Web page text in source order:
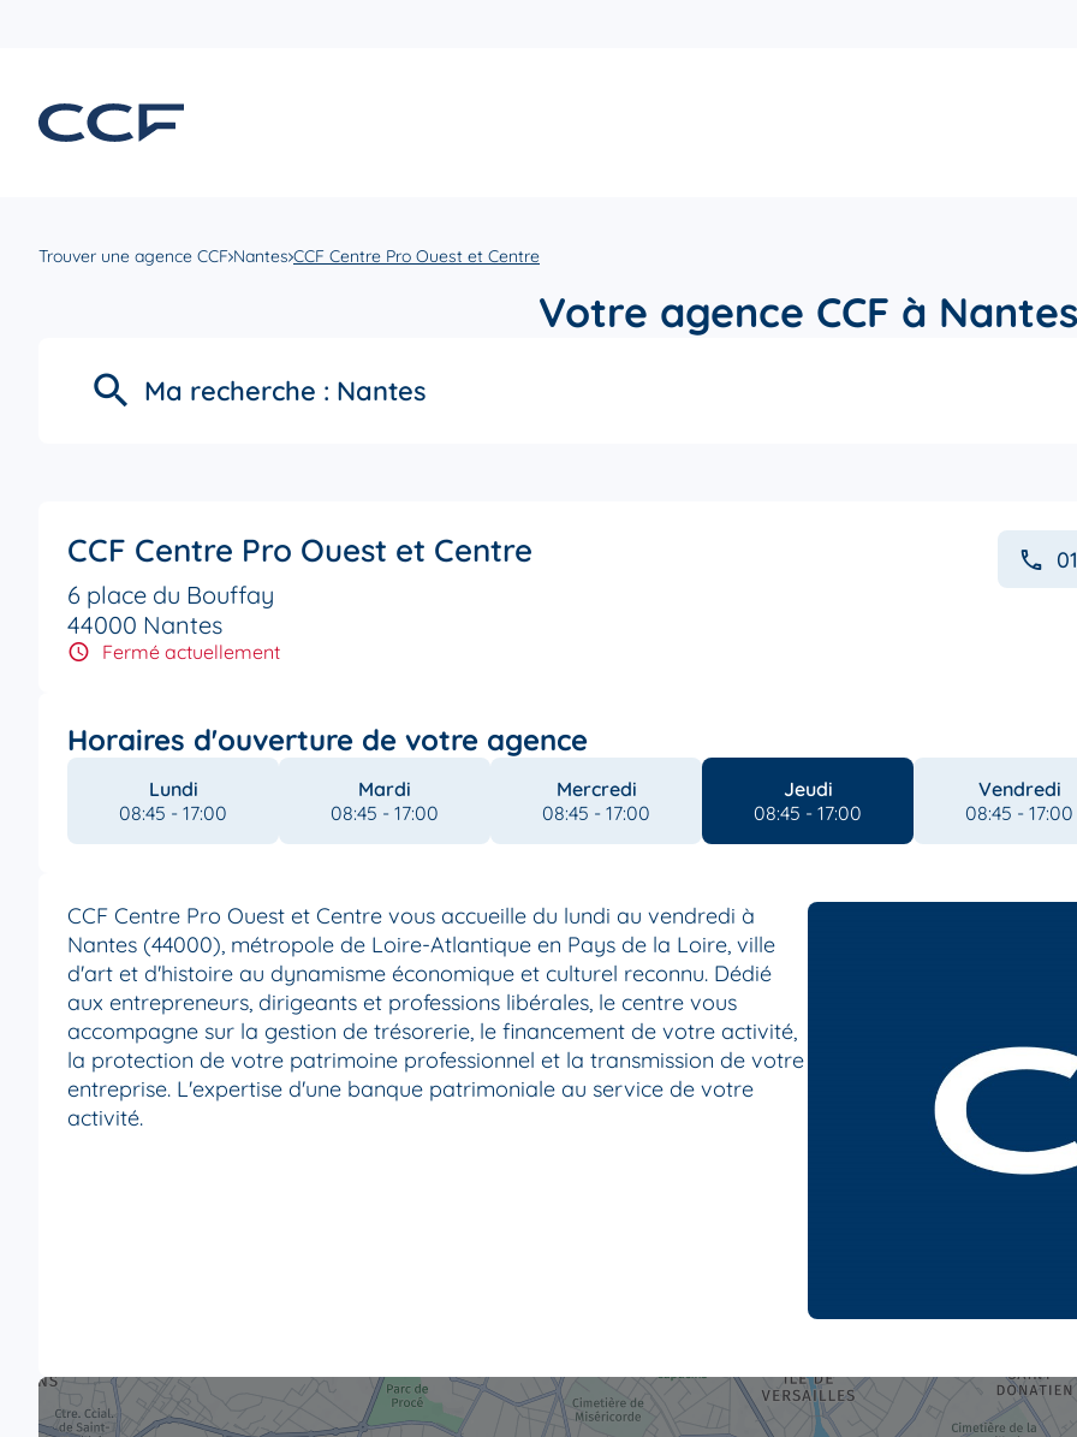
Trouver une agence CCF Nantes CCF Centre Pro Ouest et Centre
Votre agence CCF à Nantes
Ma recherche : Nantes
CCF Centre Pro Ouest et Centre
6 place du Bouffay
44000 Nantes
Fermé actuellement
Horaires d'ouverture de votre agence
Lundi
08:45 - 17:00
Mardi
08:45 - 17:00
Mercredi
08:45 - 17:00
Jeudi
08:45 - 17:00
Vendredi
08:45 - 17:00
CCF Centre Pro Ouest et Centre vous accueille du lundi au vendredi à
Nantes (44000), métropole de Loire-Atlantique en Pays de la Loire, ville
d'art et d'histoire au dynamisme économique et culturel reconnu. Dédié
aux entrepreneurs, dirigeants et professions libérales, le centre vous
accompagne sur la gestion de trésorerie, le financement de votre activité,
la protection de votre patrimoine professionnel et la transmission de votre
entreprise. L'expertise d'une banque patrimoniale au service de votre
activité.